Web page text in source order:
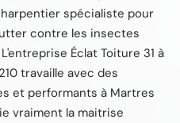
spécialiste pour
contre les insectes
Éclat Toiture 31 à
travaille avec des
et performants à Martres
vraiment la maitrise